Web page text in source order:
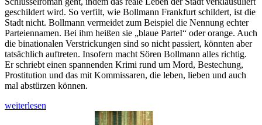
geschildert wird. So verfilt, wie Bollmann Frankfurt schildert, ist die
Stadt nicht. Bollmann vermeidet zum Beispiel die Nennung echter
Parteiennamen. Bei ihm heißen sie „blaue ParteI“ oder orange. Auch
die binationalen Verstrickungen sind so nicht passiert, könnten aber
tatsächlich auftreten. Insofern macht Sören Bollmann alles richtig.
Er schriebt einen spannenden Krimi rund um Mord, Bestechung,
Prostitution und das mit Kommissaren, die leben, lieben und auch
mal abstürzen können.
Sören
weiterlesen